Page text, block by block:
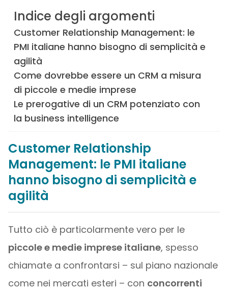
Indice degli argomenti
Customer Relationship Management: le
PMI italiane hanno bisogno di semplicità e
agilità
Come dovrebbe essere un CRM a misura
di piccole e medie imprese
Le prerogative di un CRM potenziato con
la business intelligence
Customer Relationship
Management: le PMI italiane
hanno bisogno di semplicità e
agilità
Tutto ciò è particolarmente vero per le
piccole e medie imprese italiane, spesso
chiamate a confrontarsi – sul piano nazionale
come nei mercati esteri – con concorrenti